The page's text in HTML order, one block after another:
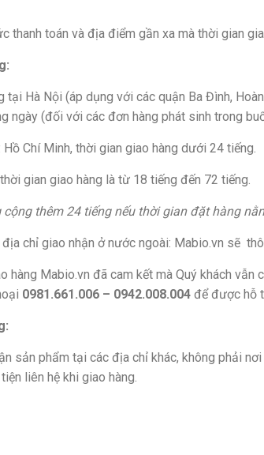
thanh toán và địa điểm gần xa mà thời gian
Hà Nội (áp dụng với các quận Ba Đình,
ngày (đối với các đơn hàng phát sinh trong
Hồ Chí Minh, thời gian giao hàng dưới 24 tiếng.
gian giao hàng là từ 18 tiếng đến 72 tiếng.
cộng thêm 24 tiếng nếu thời gian đặt hàng
chỉ giao nhận ở nước ngoài: Mabio.vn sẽ
hàng Mabio.vn đã cam kết mà Quý khách
0981.661.006 – 0942.008.004 để được hỗ
sản phẩm tại các địa chỉ khác, không phải
liên hệ khi giao hàng.